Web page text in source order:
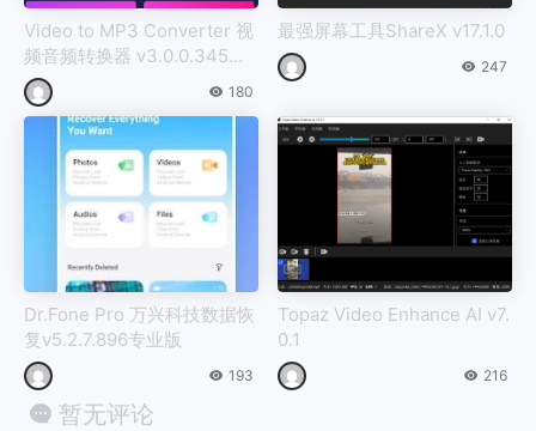
Video to MP3 Converter 视
频音频转换器 v3.0.0.345高
级版
180
最强屏幕工具ShareX v17.1.0
247
Dr.Fone Pro 万兴科技数据恢
复v5.2.7.896专业版
193
Topaz Video Enhance AI v7.
0.1
216
暂无评论